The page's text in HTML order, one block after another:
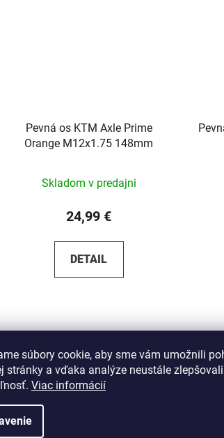
súbory cookie, aby sme vám umožnili
stránky a vďaka analýze neustále
Viac informácií
Pevná os KTM Axle Prime
Orange M12x1.75 148mm
Skladom v predajni
24,99 €
DETAIL